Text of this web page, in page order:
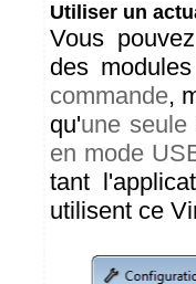
Utiliser un
Vous
des
commande,
qu'une seule
en mode
tant
utilisent ce